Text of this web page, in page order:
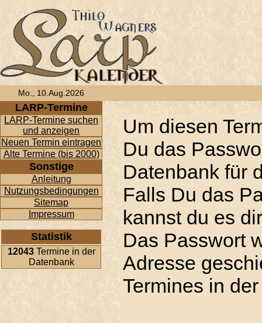
Mo., 10.Aug.2026
LARP-Termine
LARP-Termine suchen
und anzeigen
Neuen Termin eintragen
Alte Termine (bis 2000)
Sonstige
Anleitung
Nutzungsbedingungen
Sitemap
Impressum
Statistik
12043Termine in der
Datenbank
Um diesen
Du das
Datenbank für
Falls Du das
kannst du es
Das Passwort
Adresse
Termines in